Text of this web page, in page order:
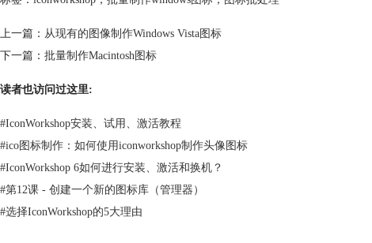
上一篇： 从现有的图像制作Windows Vista图标
下一篇： 批量制作Macintosh图标
读者也访问过这里:
#IconWorkshop安装、试用、激活教程
#ico图标制作：如何使用iconworkshop制作头像图标
#IconWorkshop 6如何进行安装、激活和换机？
#第12课 - 创建一个新的图标库（管理器）
#选择IconWorkshop的5大理由